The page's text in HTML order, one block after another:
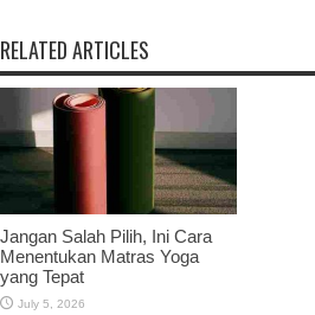
RELATED ARTICLES
Jangan Salah Pilih, Ini Cara
Menentukan Matras Yoga
yang Tepat
July 5, 2026